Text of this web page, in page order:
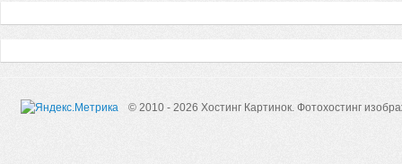
© 2010 - 2026 Хостинг Картинок. Фотохостинг